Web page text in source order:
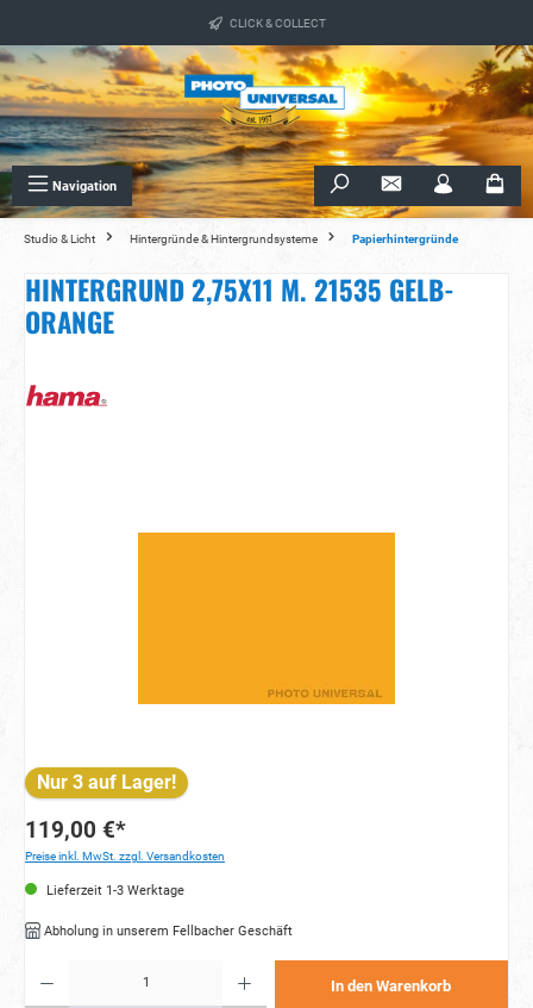
CLICK & COLLECT
Navigation
Studio & Licht Hintergründe & Hintergrundsysteme Papierhintergründe
HINTERGRUND 2,75X11 M. 21535 GELB-
ORANGE
Nur 3 auf Lager!
119,00 €*
Preise inkl. MwSt. zzgl. Versandkosten
Lieferzeit 1-3 Werktage
Abholung in unserem Fellbacher Geschäft
In den Warenkorb